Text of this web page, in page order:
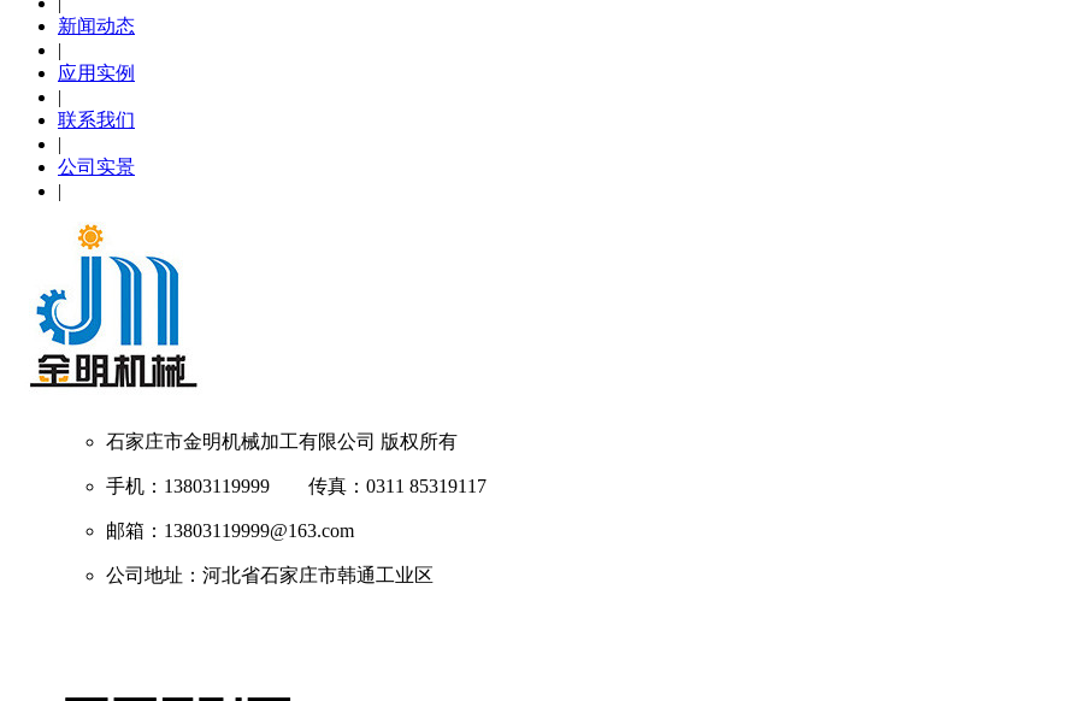
新闻动态
|
应用实例
|
联系我们
|
公司实景
|
石家庄市金明机械加工有限公司 版权所有
手机：13803119999 传真：0311 85319117
邮箱：13803119999@163.com
公司地址：河北省石家庄市韩通工业区